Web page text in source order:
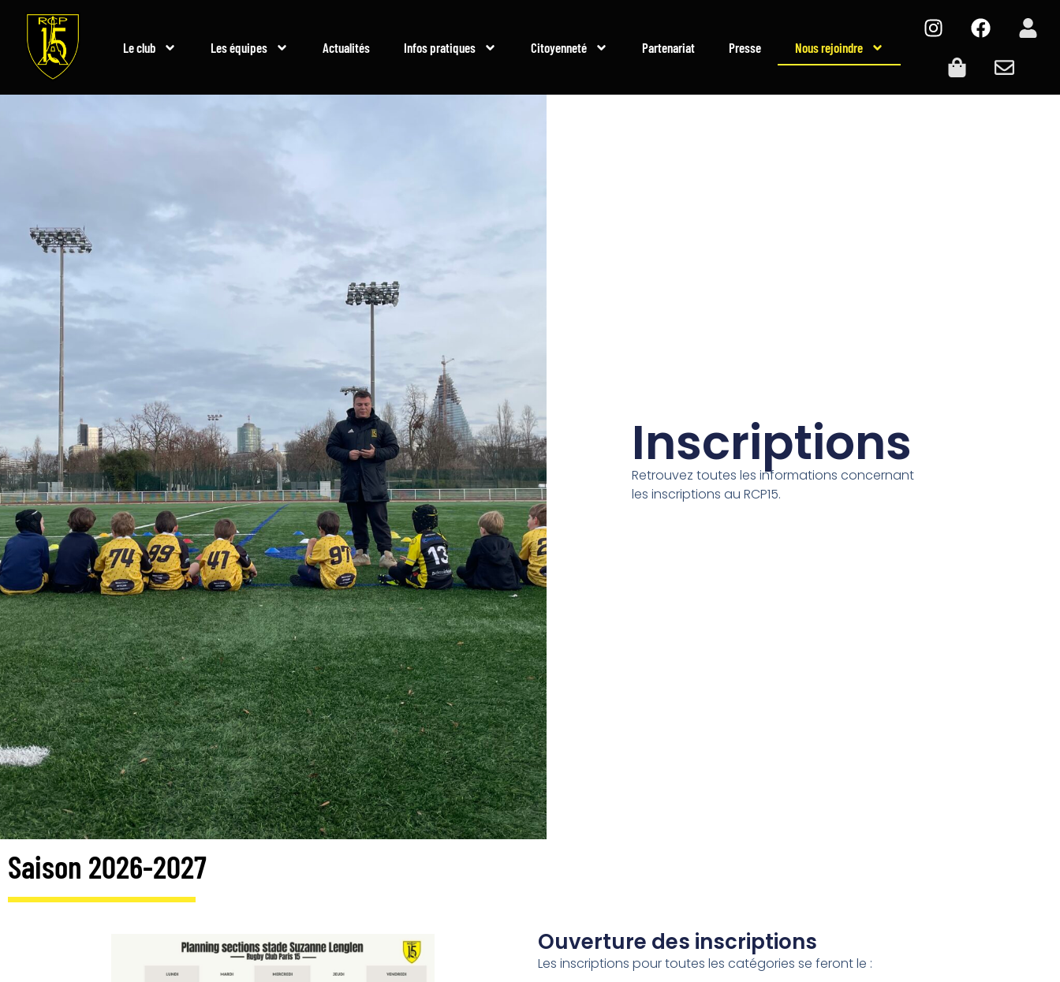
Le club Les équipes Actualités Infos pratiques Citoyenneté Partenariat Presse Nous rejoindre
Inscriptions
Retrouvez toutes les informations concernant
les inscriptions au RCP15.
Saison 2026-2027
Ouverture des inscriptions
Les inscriptions pour toutes les catégories se feront le :